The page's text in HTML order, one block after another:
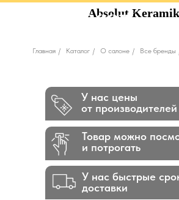
Absolut
Главная / Каталог / О салоне / Все бренды
У нас быстрые
доставки
Товар можно
и потрогать
У нас цены
от производителей